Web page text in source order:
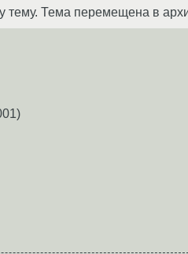
тему. Тема перемещена в